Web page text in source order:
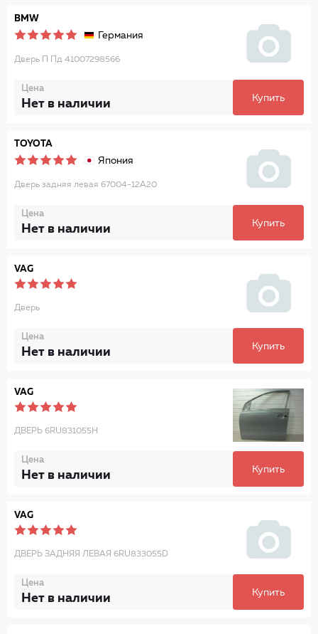
BMW
Германия
Дверь П Пд 41007298566
Цена
Нет в наличии Купить
TOYOTA
Япония
Дверь задняя левая 67004-12A20
Цена
Нет в наличии Купить
VAG
Дверь
Цена
Нет в наличии Купить
VAG
ДВЕРЬ 6RU831055H
Цена
Нет в наличии Купить
VAG
ДВЕРЬ ЗАДНЯЯ ЛЕВАЯ 6RU833055D
Цена
Нет в наличии Купить